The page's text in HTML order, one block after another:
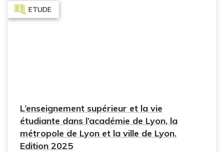
ETUDE
L’enseignement supérieur et la vie
étudiante dans l’académie de Lyon, la
métropole de Lyon et la ville de Lyon.
Edition 2025